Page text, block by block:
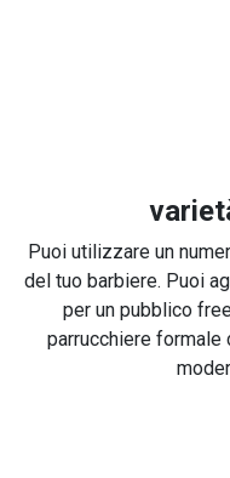
Puoi utilizzare un
del tuo barbiere. Puoi
per un pubblico
parrucchiere formale